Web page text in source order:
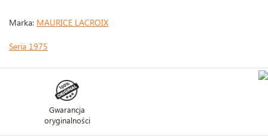
Marka: MAURICE LACROIX
Seria 1975
Gwarancja
oryginalności